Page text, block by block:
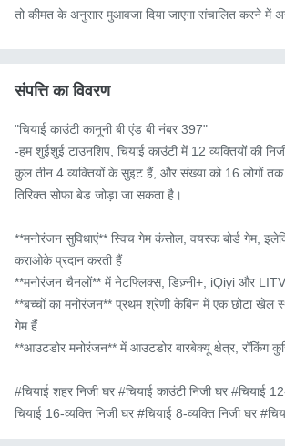
तो कीमत के अनुसार मुआवजा दिया जाएगा संचालित करने में
संपत्ति का विवरण
"चियाई काउंटी कानूनी बी एंड बी नंबर 397"
-हम शुईशुई टाउनशिप, चियाई काउंटी में 12 व्यक्तियों की
कुल तीन 4 व्यक्तियों के सुइट हैं, और संख्या को 16 लोगों
तिरिक्त सोफा बेड जोड़ा जा सकता है।
**मनोरंजन सुविधाएं** स्विच गेम कंसोल, वयस्क बोर्ड गेम,
कराओके प्रदान करती हैं
**मनोरंजन चैनलों** में नेटफ्लिक्स, डिज़्नी+, iQiyi और LITV
**बच्चों का मनोरंजन** प्रथम श्रेणी केबिन में एक छोटा खेल
गेम हैं
**आउटडोर मनोरंजन** में आउटडोर बारबेक्यू क्षेत्र, रॉकिंग
#चियाई शहर निजी घर #चियाई काउंटी निजी घर #चियाई
चियाई 16-व्यक्ति निजी घर #चियाई 8-व्यक्ति निजी घर